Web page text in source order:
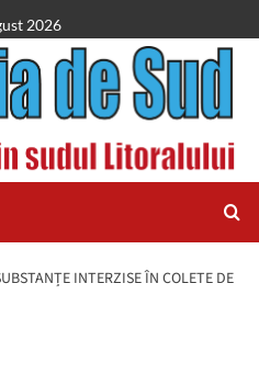
2026
INTERZISE ÎN COLETE DE